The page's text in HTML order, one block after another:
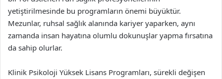
yetiştirilmesinde bu programların önemi büyüktür.
Mezunlar, ruhsal sağlık alanında kariyer yaparken, aynı
zamanda insan hayatına olumlu dokunuşlar yapma fırsatına
da sahip olurlar.
Klinik Psikoloji Yüksek Lisans Programları, sürekli değişen